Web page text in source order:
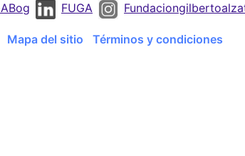
FUGA
Mapa del sitio Términos y condiciones